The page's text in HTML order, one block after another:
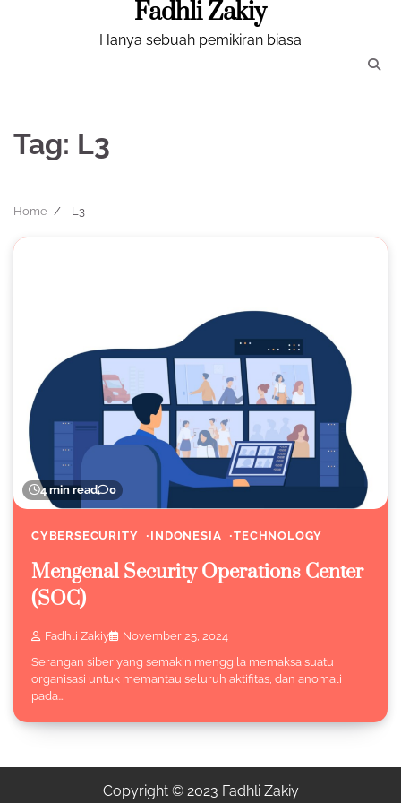
Fadhli Zakiy
Hanya sebuah pemikiran biasa
Tag: L3
Home L3
4 min read 0
CYBERSECURITY INDONESIA TECHNOLOGY
Mengenal Security Operations Center
(SOC)
Fadhli Zakiy
November 25, 2024
Serangan siber yang semakin menggila memaksa suatu
organisasi untuk memantau seluruh aktifitas, dan anomali
pada…